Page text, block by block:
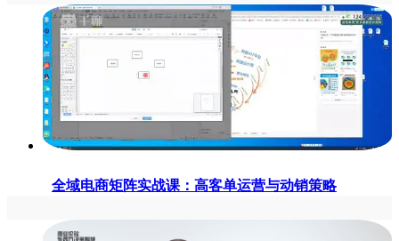
全域电商矩阵实战课：高客单运营与动销策略